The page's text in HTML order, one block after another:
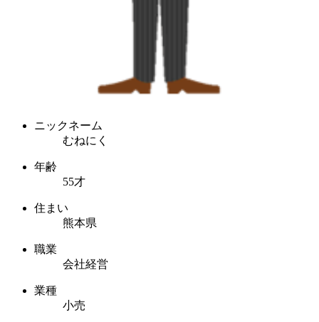
ニックネーム
むねにく
年齢
55才
住まい
熊本県
職業
会社経営
業種
小売